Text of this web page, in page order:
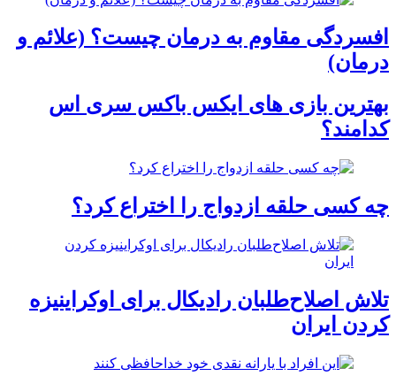
افسردگی مقاوم به درمان چیست؟ (علائم و
درمان)
بهترین بازی های ایکس باکس سری اس
کدامند؟
چه کسی حلقه‌ ازدواج را اختراع کرد؟
تلاش اصلاح‌طلبان رادیکال برای اوکراینیزه
کردن ایران